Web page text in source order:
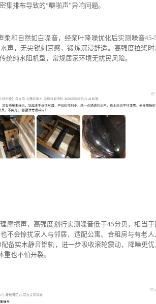
集排布导致的“噼啪声”异响问题。
柔和自然如白噪音，经桨叶降噪优化后实测噪音45-
声，无尖锐刺耳感，锻炼沉浸舒适。高强度拉桨时
统纯水阻机型，常规居家环境无扰民风险。
摩擦声，高强度划行实测噪音低于45分贝，相当于
不会惊扰家人与邻居，适配公寓、合租房与有老人
备实木静音铝轨，进一步吸收滚轮震动，降噪更优
也不怕开裂。